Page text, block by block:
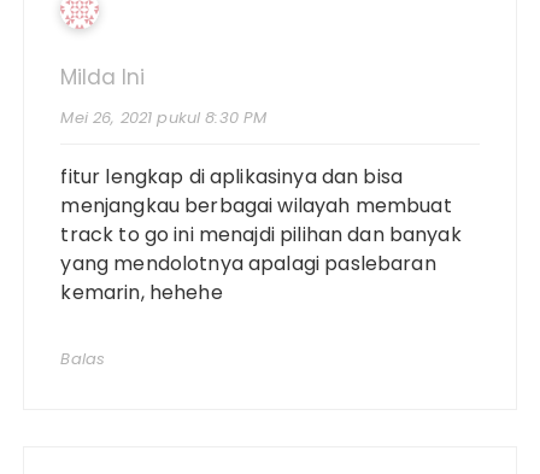
Milda Ini
Mei 26, 2021 pukul 8:30 PM
fitur lengkap di aplikasinya dan bisa
menjangkau berbagai wilayah membuat
track to go ini menajdi pilihan dan banyak
yang mendolotnya apalagi paslebaran
kemarin, hehehe
Balas